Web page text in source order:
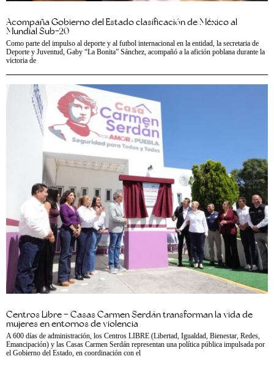
Acompaña Gobierno del Estado clasificación de México al
Mundial Sub-20
Como parte del impulso al deporte y al futbol internacional en la entidad, la secretaria de
Deporte y Juventud, Gaby “La Bonita” Sánchez, acompañó a la afición poblana durante la
victoria de
Centros Libre – Casas Carmen Serdán transforman la vida de
mujeres en entornos de violencia
A 600 días de administración, los Centros LIBRE (Libertad, Igualdad, Bienestar, Redes,
Emancipación) y las Casas Carmen Serdán representan una política pública impulsada por
el Gobierno del Estado, en coordinación con el